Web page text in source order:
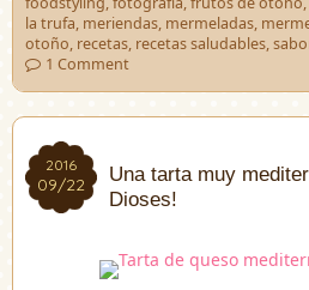
la trufa, meriendas, mermeladas,
otoño, recetas, recetas saludables,
1 Comment
2016
09/22
2016
09/22
Una tarta muy
Dioses!